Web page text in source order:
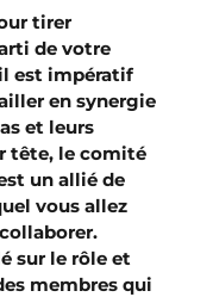
tirer
de votre
est impératif
en synergie
et leurs
tête, le comité
un allié de
vous allez
sur le rôle et
membres qui